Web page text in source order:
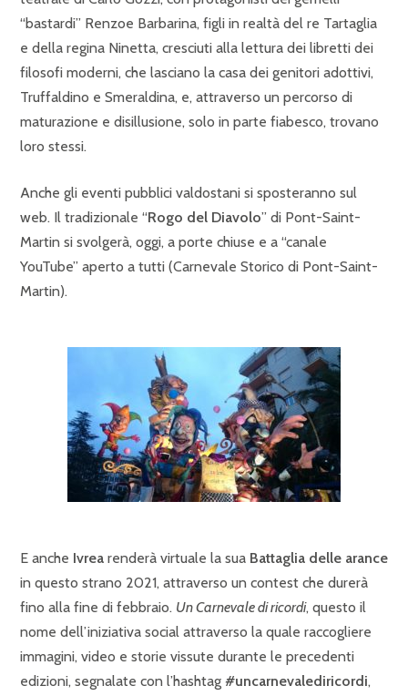
“bastardi” Renzoe Barbarina, figli in realtà del re Tartaglia
e della regina Ninetta, cresciuti alla lettura dei libretti dei
filosofi moderni, che lasciano la casa dei genitori adottivi,
Truffaldino e Smeraldina, e, attraverso un percorso di
maturazione e disillusione, solo in parte fiabesco, trovano
loro stessi.
Anche gli eventi pubblici valdostani si sposteranno sul
web. Il tradizionale “Rogo del Diavolo” di Pont-Saint-
Martin si svolgerà, oggi, a porte chiuse e a “canale
YouTube” aperto a tutti (Carnevale Storico di Pont-Saint-
Martin).
E anche Ivrea renderà virtuale la sua Battaglia delle arance
in questo strano 2021, attraverso un contest che durerà
fino alla fine di febbraio. Un Carnevale di ricordi, questo il
nome dell’iniziativa social attraverso la quale raccogliere
immagini, video e storie vissute durante le precedenti
edizioni, segnalate con l’hashtag #uncarnevalediricordi,